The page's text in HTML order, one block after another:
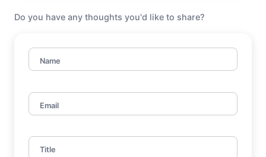
Do you have any thoughts you'd like to share?
Name
Email
Title